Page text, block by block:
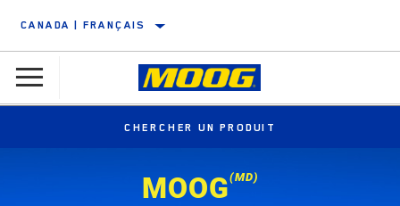
CANADA | FRANÇAIS
CHERCHER UN PRODUIT
MOOG(MD)